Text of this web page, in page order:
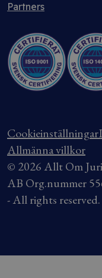
Partners
Cookieinställningar
Allmänna villkor
© 2026 Allt Om
AB Org.nummer
- All rights reserved.